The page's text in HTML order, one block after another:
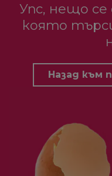
Упс, нещо
която
Назад към